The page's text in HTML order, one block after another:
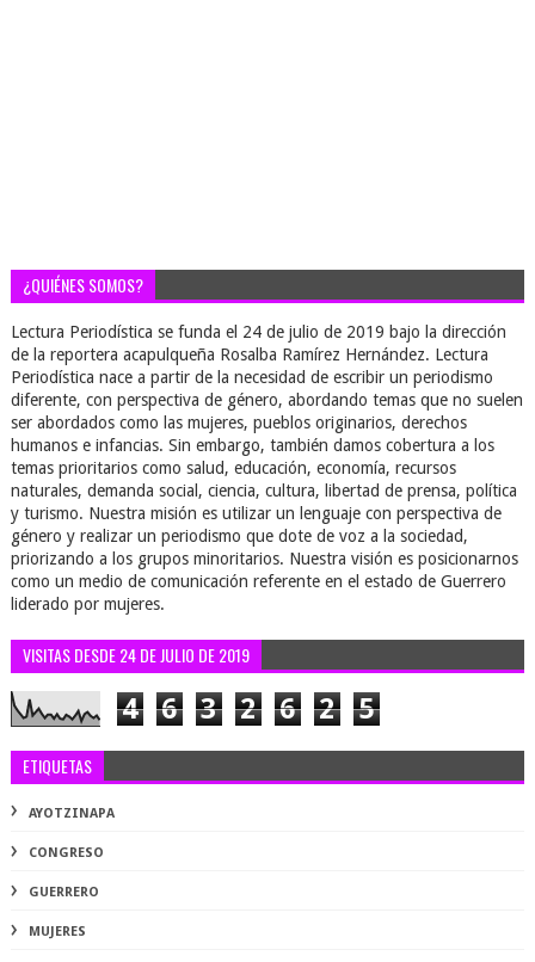
¿QUIÉNES SOMOS?
Lectura Periodística se funda el 24 de julio de 2019 bajo la dirección
de la reportera acapulqueña Rosalba Ramírez Hernández. Lectura
Periodística nace a partir de la necesidad de escribir un periodismo
diferente, con perspectiva de género, abordando temas que no suelen
ser abordados como las mujeres, pueblos originarios, derechos
humanos e infancias. Sin embargo, también damos cobertura a los
temas prioritarios como salud, educación, economía, recursos
naturales, demanda social, ciencia, cultura, libertad de prensa, política
y turismo. Nuestra misión es utilizar un lenguaje con perspectiva de
género y realizar un periodismo que dote de voz a la sociedad,
priorizando a los grupos minoritarios. Nuestra visión es posicionarnos
como un medio de comunicación referente en el estado de Guerrero
liderado por mujeres.
VISITAS DESDE 24 DE JULIO DE 2019
4 6 3 2 6 2 5
ETIQUETAS
AYOTZINAPA
CONGRESO
GUERRERO
MUJERES